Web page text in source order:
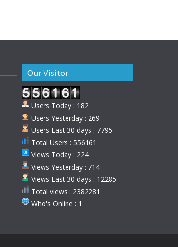
Our Visitor
Users Today : 182
Users Yesterday : 269
Users Last 30 days : 7795
Total Users : 556161
Views Today : 224
Views Yesterday : 714
Views Last 30 days : 12285
Total views : 2382281
Who's Online : 1